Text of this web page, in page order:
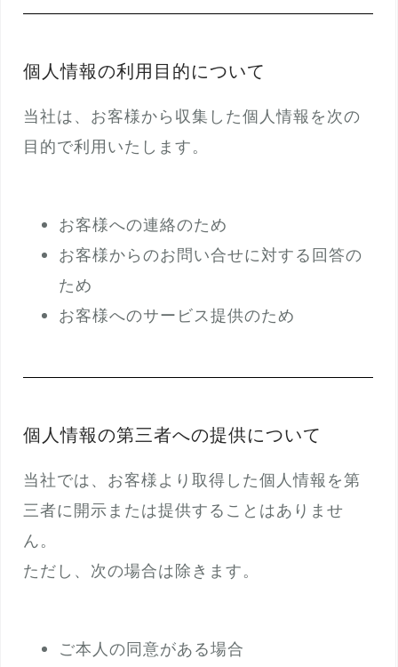
個人情報の利用目的について
当社は、お客様から収集した個人情報を次の
目的で利用いたします。
お客様への連絡のため
お客様からのお問い合せに対する回答の
ため
お客様へのサービス提供のため
個人情報の第三者への提供について
当社では、お客様より取得した個人情報を第
三者に開示または提供することはありませ
ん。
ただし、次の場合は除きます。
ご本人の同意がある場合